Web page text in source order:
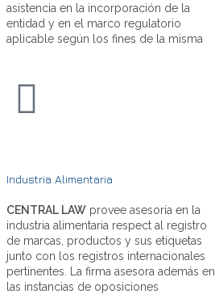
asistencia en la incorporación de la
entidad y en el marco regulatorio
aplicable según los fines de la misma
Industria Alimentaria
CENTRAL LAW provee asesoría en la
industria alimentaria respect al registro
de marcas, productos y sus etiquetas
junto con los registros internacionales
pertinentes. La firma asesora además en
las instancias de oposiciones